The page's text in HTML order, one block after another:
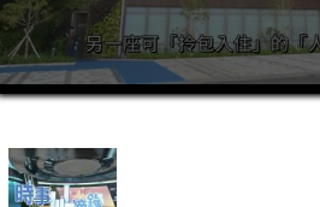
0
seconds
minutes,
7
seconds